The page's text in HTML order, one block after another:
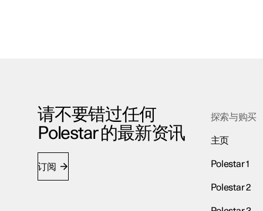
请不要错过任何
Polestar 的最新资讯
订阅
探索与购买
主页
Polestar 1
Polestar 2